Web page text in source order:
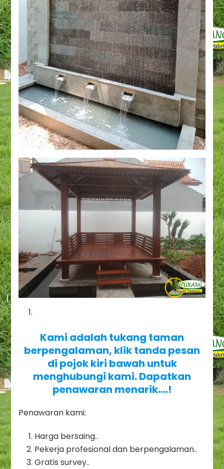
Kami adalah tukang taman
berpengalaman, klik tanda pesan
di pojok kiri bawah untuk
menghubungi kami. Dapatkan
penawaran menarik….!
Penawaran kami:
Harga bersaing..
Pekerja profesional dan berpengalaman..
Gratis survey..